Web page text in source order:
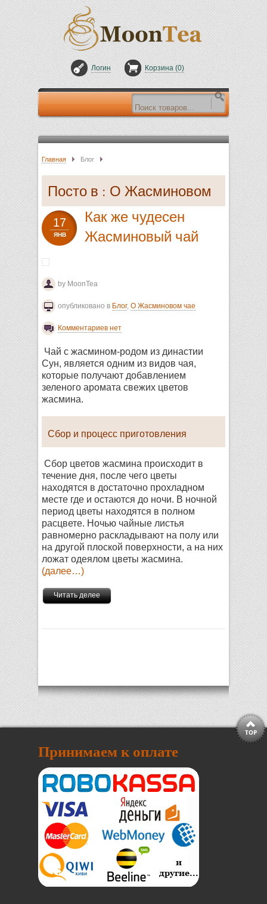
Логин Корзина (0)
Главная Блог
Посто в : О Жасминовом
чае
ЯНВ
17
Как же чудесен
Жасминовый чай
by MoonTea
опубликовано в Блог,О Жасминовом чае
Комментариев нет
Чай с жасмином-родом из династии
Сун, является одним из видов чая,
которые получают добавлением
зеленого аромата свежих цветов
жасмина.
Сбор и процесс приготовления
Сбор цветов жасмина происходит в
течение дня, после чего цветы
находятся в достаточно прохладном
месте где и остаются до ночи. В ночной
период цветы находятся в полном
расцвете. Ночью чайные листья
равномерно раскладывают на полу или
на другой плоской поверхности, а на них
ложат одеялом цветы жасмина.
(далее…)
Читать делее
Принимаем к оплате